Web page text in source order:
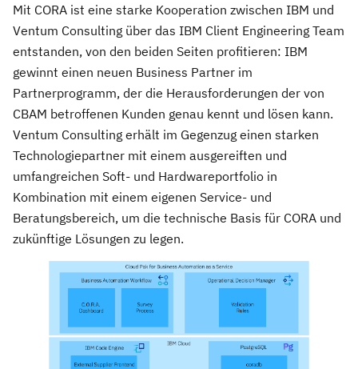
Mit CORA ist eine starke Kooperation zwischen IBM und
Ventum Consulting über das IBM Client Engineering Team
entstanden, von den beiden Seiten profitieren: IBM
gewinnt einen neuen Business Partner im
Partnerprogramm, der die Herausforderungen der von
CBAM betroffenen Kunden genau kennt und lösen kann.
Ventum Consulting erhält im Gegenzug einen starken
Technologiepartner mit einem ausgereiften und
umfangreichen Soft- und Hardwareportfolio in
Kombination mit einem eigenen Service- und
Beratungsbereich, um die technische Basis für CORA und
zukünftige Lösungen zu legen.